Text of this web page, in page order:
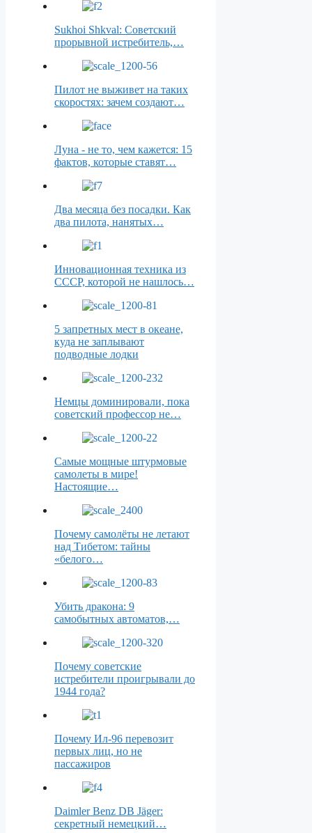
Sukhoi Shkval: Советский
прорывной истребитель,…
Пилот не выживет на таких
скоростях: зачем создают…
Луна - не то, чем кажется: 15
фактов, которые ставят…
Два месяца без посадки. Как
два пилота, нанятых…
Инновационная техника из
СССР, которой не нашлось…
5 запретных мест в океане,
куда не заплывают
подводные лодки
Немцы доминировали, пока
советский профессор не…
Самые мощные штурмовые
самолеты в мире!
Настоящие…
Почему самолёты не летают
над Тибетом: тайны
«белого…
Убить дракона: 9
самобытных автоматов,…
Почему советские
истребители проигрывали до
1944 года?
Почему Ил-96 перевозит
первых лиц, но не
пассажиров
Daimler Benz DB Jäger:
секретный немецкий…